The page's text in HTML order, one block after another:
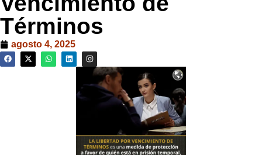
Términos
agosto 4, 2025